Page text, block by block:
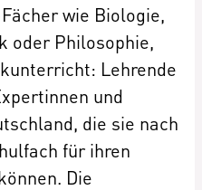
wie Biologie,
oder Philosophie,
Lehrende
und
die sie nach
für ihren
Die